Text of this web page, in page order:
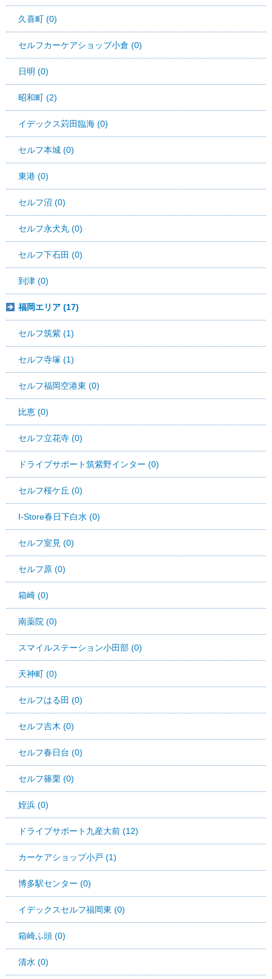
久喜町 (0)
セルフカーケアショップ小倉 (0)
日明 (0)
昭和町 (2)
イデックス苅田臨海 (0)
セルフ本城 (0)
東港 (0)
セルフ沼 (0)
セルフ永犬丸 (0)
セルフ下石田 (0)
到津 (0)
福岡エリア (17)
セルフ筑紫 (1)
セルフ寺塚 (1)
セルフ福岡空港東 (0)
比恵 (0)
セルフ立花寺 (0)
ドライブサポート筑紫野インター (0)
セルフ桜ケ丘 (0)
I-Store春日下白水 (0)
セルフ室見 (0)
セルフ原 (0)
箱崎 (0)
南薬院 (0)
スマイルステーション小田部 (0)
天神町 (0)
セルフはる田 (0)
セルフ吉木 (0)
セルフ春日台 (0)
セルフ篠栗 (0)
姪浜 (0)
ドライブサポート九産大前 (12)
カーケアショップ小戸 (1)
博多駅センター (0)
イデックスセルフ福岡東 (0)
箱崎ふ頭 (0)
清水 (0)